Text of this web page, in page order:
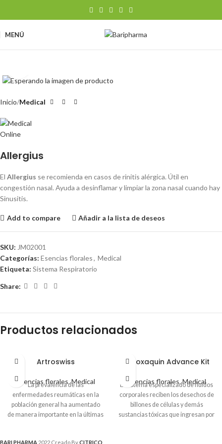
MENÚ
Inicio Medical
Allergius
El Allergius se recomienda en casos de rinitis alérgica. Útil en
congestión nasal. Ayuda a desinflamar y limpiar la zona nasal cuando hay
Sinusitis.
Add to compare Añadir a la lista de deseos
SKU: JM02001
Categorías: Esencias florales, Medical
Etiqueta: Sistema Respiratorio
Share:
Productos relacionados
Artroswiss
Esencias florales,Medical
La prevalencia de las
enfermedades reumáticas en la
población general ha aumentado
de manera importante en la últimas
Detoxaquin Advance Kit
Esencias florales,Medical
El sistema especializado de fluidos
corporales reciben los desechos de
billones de células y demás
sustancias tóxicas que ingresan por
BARI PHARMA 2022 Creado ByCITRICO